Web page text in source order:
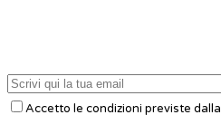
Accetto le condizioni previste dalla